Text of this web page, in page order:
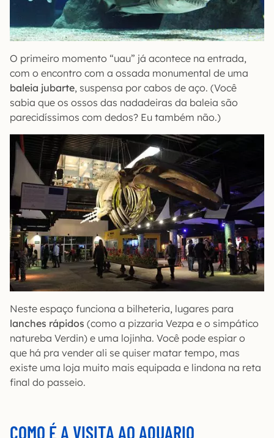
O primeiro momento “uau” já acontece na entrada,
com o encontro com a ossada monumental de uma
baleia jubarte, suspensa por cabos de aço. (Você
sabia que os ossos das nadadeiras da baleia são
parecidíssimos com dedos? Eu também não.)
Neste espaço funciona a bilheteria, lugares para
lanches rápidos (como a pizzaria Vezpa e o simpático
natureba Verdin) e uma lojinha. Você pode espiar o
que há pra vender ali se quiser matar tempo, mas
existe uma loja muito mais equipada e lindona na reta
final do passeio.
COMO É A VISITA AO AQUARIO